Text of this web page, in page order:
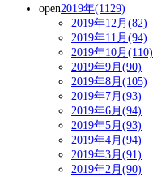
open2019年(1129)
2019年12月(82)
2019年11月(94)
2019年10月(110)
2019年9月(90)
2019年8月(105)
2019年7月(93)
2019年6月(94)
2019年5月(93)
2019年4月(94)
2019年3月(91)
2019年2月(90)